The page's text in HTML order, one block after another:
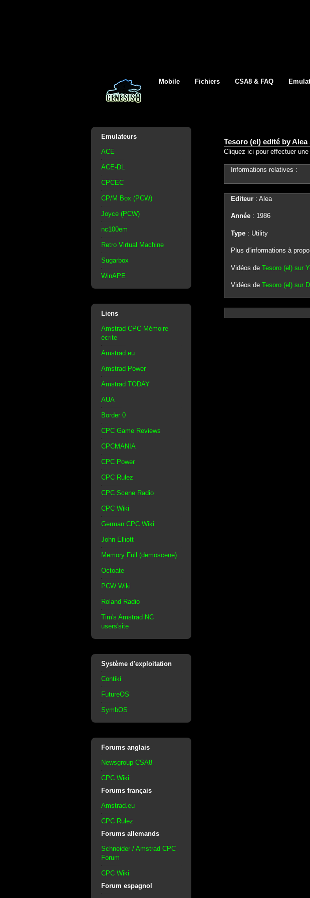
Mobile Fichiers CSA8 & FAQ
Emulateurs
ACE
ACE-DL
CPCEC
CP/M Box (PCW)
Joyce (PCW)
nc100em
Retro Virtual Machine
Sugarbox
WinAPE
Liens
Amstrad CPC Mémoire
écrite
Amstrad.eu
Amstrad Power
Amstrad TODAY
AUA
Border 0
CPC Game Reviews
CPCMANIA
CPC Power
CPC Rulez
CPC Scene Radio
CPC Wiki
German CPC Wiki
John Elliott
Memory Full (demoscene)
Octoate
PCW Wiki
Roland Radio
Tim's Amstrad NC
users'site
Système d'exploitation
Contiki
FutureOS
SymbOS
Forums anglais
Newsgroup CSA8
CPC Wiki
Forums français
Amstrad.eu
CPC Rulez
Forums allemands
Schneider / Amstrad CPC
Forum
CPC Wiki
Forum espagnol
Tesoro (el) edité by
Cliquez ici pour effectuer une
Informations relatives :
Editeur: Alea
Année: 1986
Type: Utility
Plus d'informations à
Vidéos de Tesoro (el) sur
Vidéos de Tesoro (el) sur